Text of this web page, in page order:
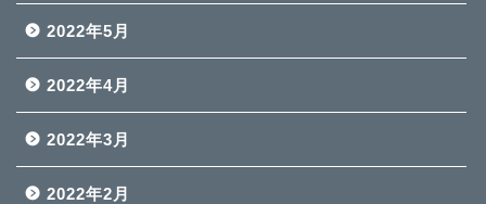
2022年5月
2022年4月
2022年3月
2022年2月